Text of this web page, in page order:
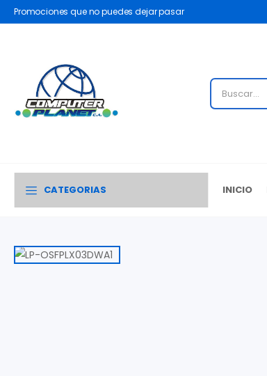
Promociones que no puedes dejar pasar
CATEGORIAS INICIO